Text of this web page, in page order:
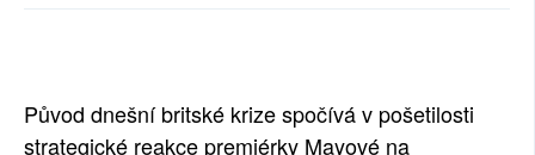
SOCIÁLNÍ SÍTĚ
Původ dnešní britské krize spočívá v pošetilosti
strategické reakce premiérky Mayové na